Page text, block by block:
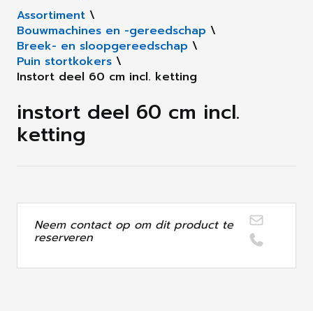
Assortiment \
Bouwmachines en -gereedschap \
Breek- en sloopgereedschap \
Puin stortkokers \
Instort deel 60 cm incl. ketting
instort deel 60 cm incl.
ketting
Neem contact op om dit product te
reserveren